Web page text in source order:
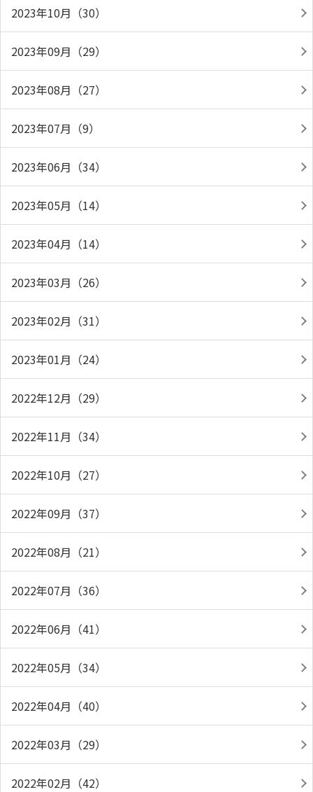
2023年10月（30）
2023年09月（29）
2023年08月（27）
2023年07月（9）
2023年06月（34）
2023年05月（14）
2023年04月（14）
2023年03月（26）
2023年02月（31）
2023年01月（24）
2022年12月（29）
2022年11月（34）
2022年10月（27）
2022年09月（37）
2022年08月（21）
2022年07月（36）
2022年06月（41）
2022年05月（34）
2022年04月（40）
2022年03月（29）
2022年02月（42）